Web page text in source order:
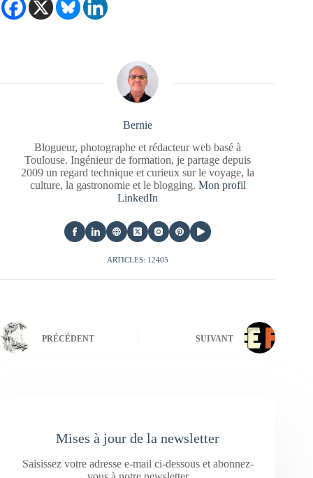
Bernie
Blogueur, photographe et rédacteur web basé à
Toulouse. Ingénieur de formation, je partage depuis
2009 un regard technique et curieux sur le voyage, la
culture, la gastronomie et le blogging. Mon profil
LinkedIn
ARTICLES: 12405
PRÉCÉDENT SUIVANT
Mises à jour de la newsletter
Saisissez votre adresse e-mail ci-dessous et abonnez-